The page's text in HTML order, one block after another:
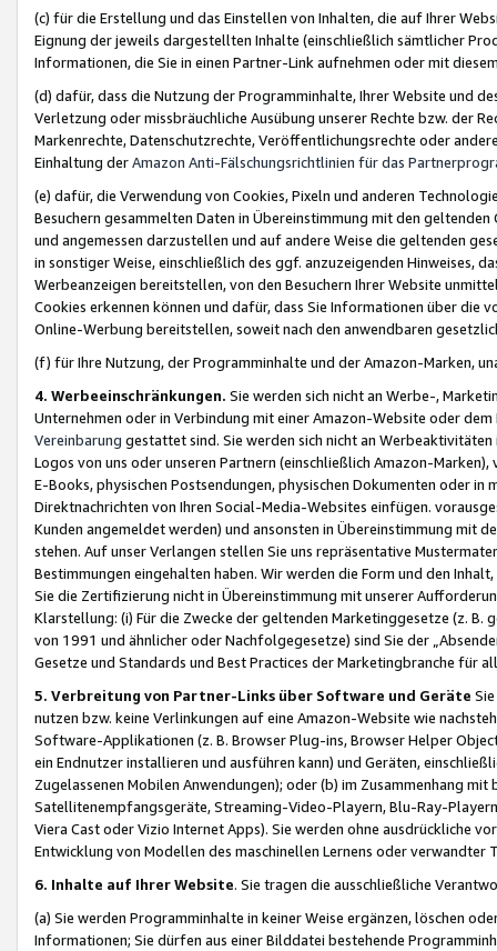
(c) für die Erstellung und das Einstellen von Inhalten, die auf Ihrer
Eignung der jeweils dargestellten Inhalte (einschließlich sämtlicher
Informationen, die Sie in einen Partner-Link aufnehmen oder mit
(d) dafür, dass die Nutzung der Programminhalte, Ihrer Website und
Verletzung oder missbräuchliche Ausübung unserer Rechte bzw. der
Markenrechte, Datenschutzrechte, Veröffentlichungsrechte oder
Einhaltung derAmazon Anti-Fälschungsrichtlinien für das
(e) dafür, die Verwendung von Cookies, Pixeln und anderen
Besuchern gesammelten Daten in Übereinstimmung mit den
und angemessen darzustellen und auf andere Weise die geltenden
in sonstiger Weise, einschließlich des ggf. anzuzeigenden Hinweises,
Werbeanzeigen bereitstellen, von den Besuchern Ihrer Website
Cookies erkennen können und dafür, dass Sie Informationen über die
Online-Werbung bereitstellen, soweit nach den anwendbaren
(f) für Ihre Nutzung, der Programminhalte und der Amazon-Marken,
4. Werbeeinschränkungen. Sie werden sich nicht an Werbe-,
Unternehmen oder in Verbindung mit einer Amazon-Website oder
Vereinbarung gestattet sind. Sie werden sich nicht an
Logos von uns oder unseren Partnern (einschließlich Amazon-
E-Books, physischen Postsendungen, physischen Dokumenten oder in
Direktnachrichten von Ihren Social-Media-Websites einfügen.
Kunden angemeldet werden) und ansonsten in Übereinstimmung mit
stehen. Auf unser Verlangen stellen Sie uns repräsentative
Bestimmungen eingehalten haben. Wir werden die Form und den
Sie die Zertifizierung nicht in Übereinstimmung mit unserer
Klarstellung: (i) Für die Zwecke der geltenden Marketinggesetze (z. B.
von 1991 und ähnlicher oder Nachfolgegesetze) sind Sie der
Gesetze und Standards und Best Practices der Marketingbranche für
5. Verbreitung von Partner-Links über Software und Geräte
nutzen bzw. keine Verlinkungen auf eine Amazon-Website wie
Software-Applikationen (z. B. Browser Plug-ins, Browser Helper
ein Endnutzer installieren und ausführen kann) und Geräten,
Zugelassenen Mobilen Anwendungen); oder (b) im Zusammenhang
Satellitenempfangsgeräte, Streaming-Video-Playern, Blu-Ray-
Viera Cast oder Vizio Internet Apps). Sie werden ohne ausdrückliche
Entwicklung von Modellen des maschinellen Lernens oder
6. Inhalte auf Ihrer Website. Sie tragen die ausschließliche
(a) Sie werden Programminhalte in keiner Weise ergänzen, löschen
Informationen; Sie dürfen aus einer Bilddatei bestehende